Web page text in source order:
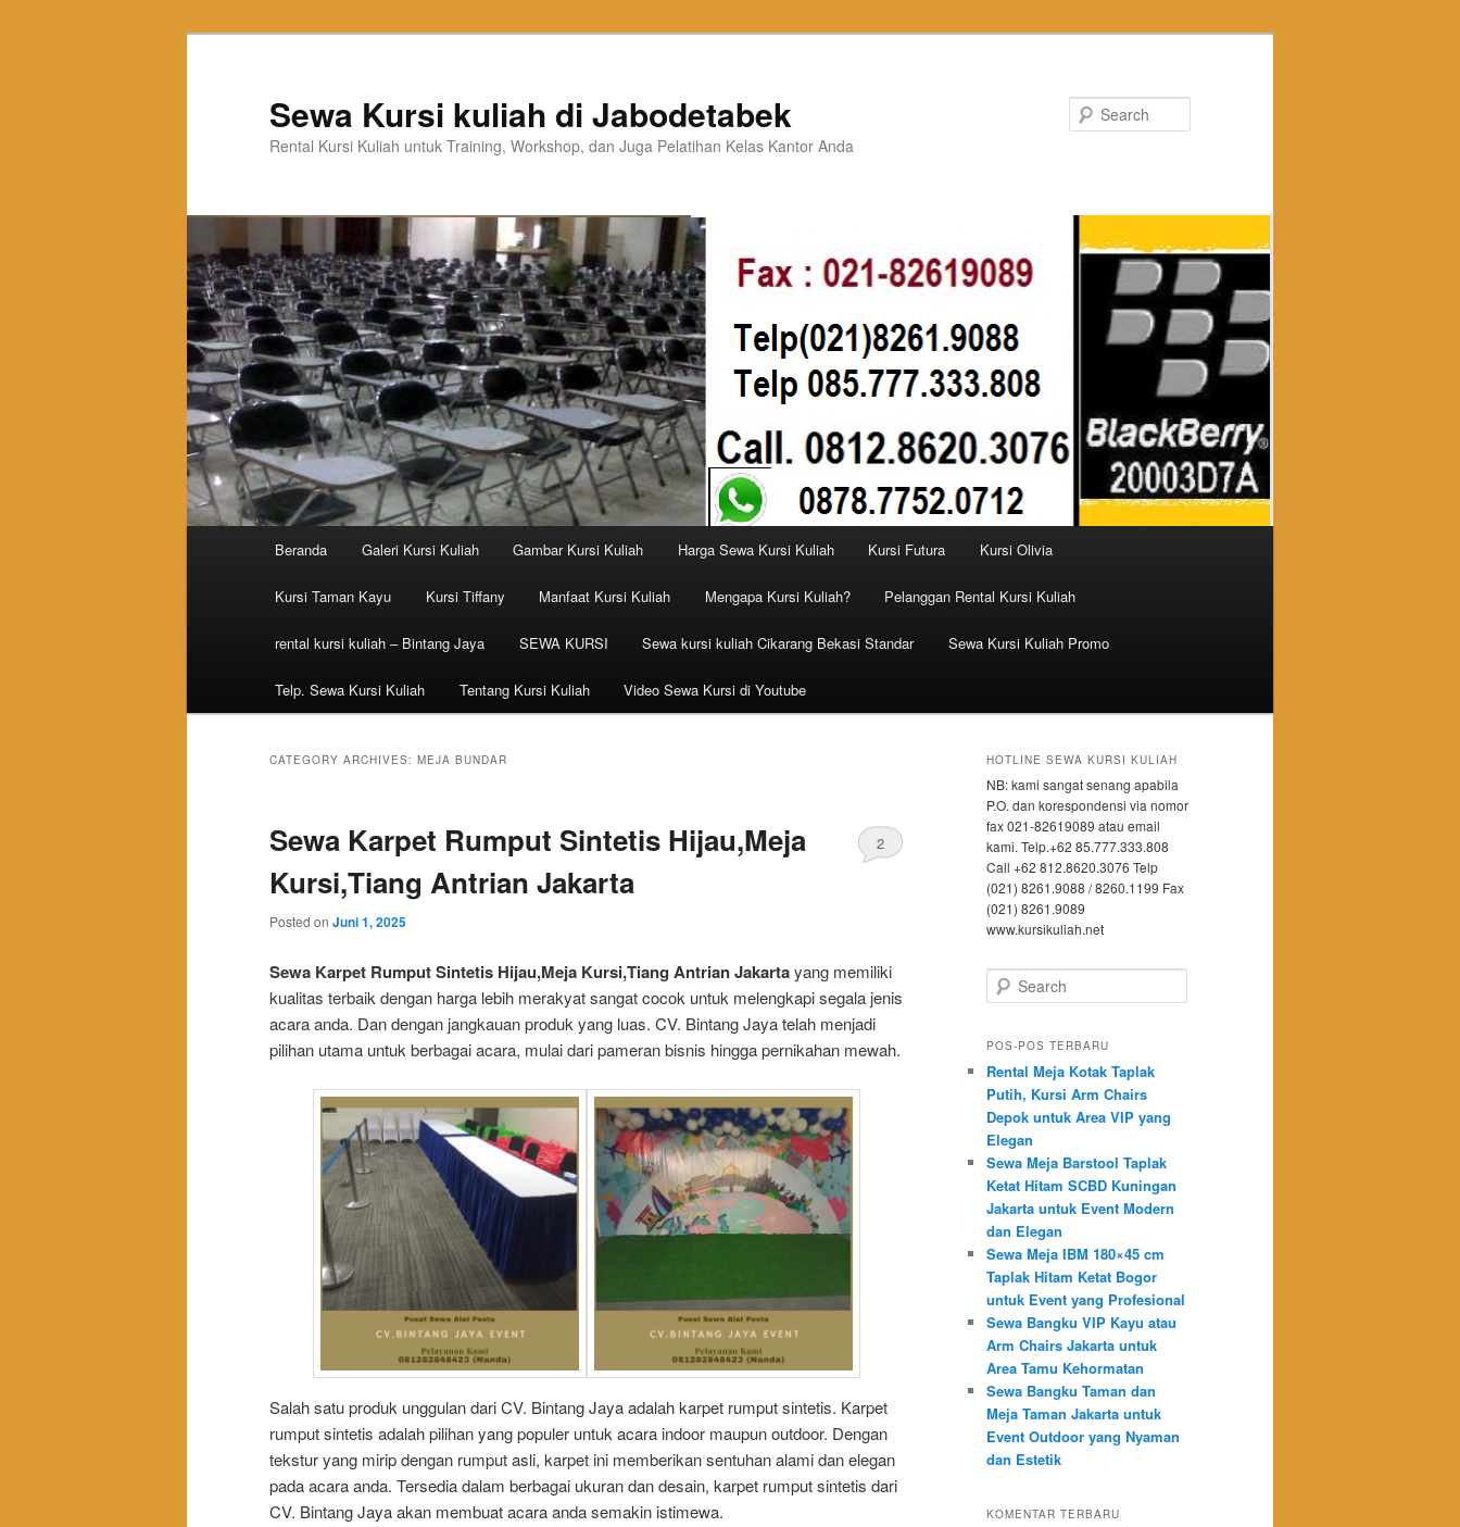
Sewa Kursi kuliah di Jabodetabek
Rental Kursi Kuliah untuk Training, Workshop, dan Juga Pelatihan Kelas Kantor Anda
Skip to primary content
Skip to secondary content
Beranda Galeri Kursi Kuliah Gambar Kursi Kuliah Harga Sewa Kursi Kuliah Kursi Futura Kursi Olivia
Kursi Taman Kayu Kursi Tiffany Manfaat Kursi Kuliah Mengapa Kursi Kuliah? Pelanggan Rental Kursi Kuliah
rental kursi kuliah – Bintang Jaya SEWA KURSI Sewa kursi kuliah Cikarang Bekasi Standar Sewa Kursi Kuliah Promo
Telp. Sewa Kursi Kuliah Tentang Kursi Kuliah Video Sewa Kursi di Youtube
CATEGORY ARCHIVES: MEJA BUNDAR
Sewa Karpet Rumput Sintetis Hijau,Meja
Kursi,Tiang Antrian Jakarta
Posted on Juni 1, 2025
2
Sewa Karpet Rumput Sintetis Hijau,Meja Kursi,Tiang Antrian Jakartayang memiliki
kualitas terbaik dengan harga lebih merakyat sangat cocok untuk melengkapi segala jenis
acara anda. Dan dengan jangkauan produk yang luas. CV. Bintang Jaya telah menjadi
pilihan utama untuk berbagai acara, mulai dari pameran bisnis hingga pernikahan mewah.
Salah satu produk unggulan dari CV. Bintang Jaya adalah karpet rumput sintetis. Karpet
rumput sintetis adalah pilihan yang populer untuk acara indoor maupun outdoor. Dengan
tekstur yang mirip dengan rumput asli, karpet ini memberikan sentuhan alami dan elegan
pada acara anda. Tersedia dalam berbagai ukuran dan desain, karpet rumput sintetis dari
CV. Bintang Jaya akan membuat acara anda semakin istimewa.
HOTLINE SEWA KURSI KULIAH
NB: kami sangat senang apabila
P.O. dan korespondensi via nomor
fax 021-82619089 atau email
kami. Telp.+62 85.777.333.808
Call +62 812.8620.3076 Telp
(021) 8261.9088 / 8260.1199 Fax
(021) 8261.9089
www.kursikuliah.net
Search
POS-POS TERBARU
Rental Meja Kotak Taplak
Putih, Kursi Arm Chairs
Depok untuk Area VIP yang
Elegan
Sewa Meja Barstool Taplak
Ketat Hitam SCBD Kuningan
Jakarta untuk Event Modern
dan Elegan
Sewa Meja IBM 180×45 cm
Taplak Hitam Ketat Bogor
untuk Event yang Profesional
Sewa Bangku VIP Kayu atau
Arm Chairs Jakarta untuk
Area Tamu Kehormatan
Sewa Bangku Taman dan
Meja Taman Jakarta untuk
Event Outdoor yang Nyaman
dan Estetik
KOMENTAR TERBARU